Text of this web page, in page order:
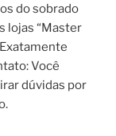
do sobrado
lojas “Master
Você
dúvidas por